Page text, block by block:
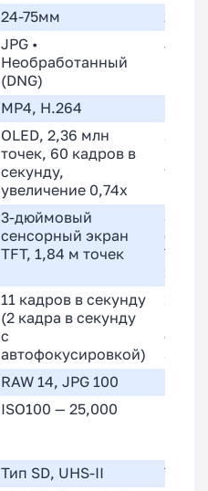
24-75мм
24-
JPG •
Необработанный
(DNG)
JPG •
MP4, H.264
OLED, 2,36 млн
точек, 60 кадров в
секунду,
увеличение 0,74x
ЖК-
3-дюймовый
сенсорный экран
TFT, 1,84 м точек
3-
TFT
1,24
11 кадров в секунду
(2 кадра в секунду
с
автофокусировкой)
11
с
RAW 14, JPG 100
ISO100 — 25,000
Тип SD, UHS-II
Тип